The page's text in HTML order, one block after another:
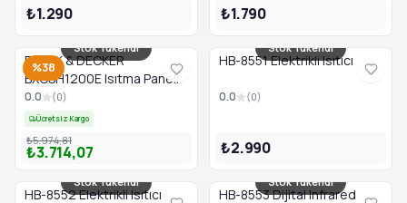
₺1.290 ₺1.790
Stok Tükendi
%38
BLACK & DECKER
BXCSH1200E Isıtma Paneli
0.0 (0)
Ücretsiz Kargo
₺5.974,81
₺3.714,07
Stok Tükendi
HB-8551 Elektrikli Isıtıcı
0.0 (0)
₺2.990
Stok Tükendi
HB-8552 Elektrikli Isıtıcı
Stok Tükendi
HB-8553 Dijital Infrared